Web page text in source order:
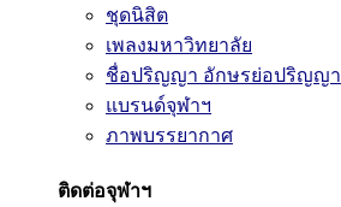
ชุดนิสิต
เพลงมหาวิทยาลัย
ชื่อปริญญา อักษรย่อปริญญา
แบรนด์จุฬาฯ
ภาพบรรยากาศ
ติดต่อจุฬาฯ